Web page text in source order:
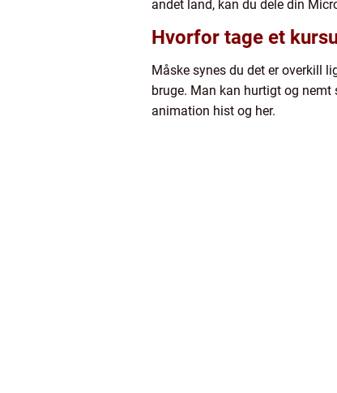
andet land, kan du dele din
Hvorfor tage et
Måske synes du det er overkill
bruge. Man kan hurtigt og
animation hist og her.